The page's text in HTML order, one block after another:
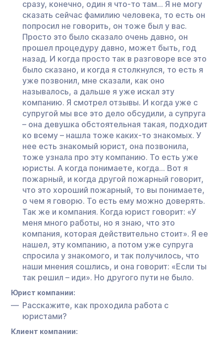
сразу, конечно, один я что-то там… Я не могу
сказать сейчас фамилию человека, то есть он
попросил не говорить, он тоже был у вас.
Просто это было сказало очень давно, он
прошел процедуру давно, может быть, год
назад. И когда просто так в разговоре все это
было сказано, и когда я столкнулся, то есть я
уже позвонил, мне сказали, как оно
называлось, а дальше я уже искал эту
компанию. Я смотрел отзывы. И когда уже с
супругой мы все это дело обсудили, а супруга
– она девушка обстоятельная такая, подходит
ко всему – нашла тоже каких-то знакомых. У
нее есть знакомый юрист, она позвонила,
тоже узнала про эту компанию. То есть уже
юристы. А когда понимаете, когда… Вот я
пожарный, и когда другой пожарный говорит,
что это хороший пожарный, то вы понимаете,
о чем я говорю. То есть ему можно доверять.
Так же и компания. Когда юрист говорит: «У
меня много работы, но я знаю, что это
компания, которая действительно стоит». Я ее
нашел, эту компанию, а потом уже супруга
спросила у знакомого, и так получилось, что
наши мнения сошлись, и она говорит: «Если ты
так решил – иди». Но другого пути не было.
Юрист компании:
Расскажите, как проходила работа с
юристами?
Клиент компании: